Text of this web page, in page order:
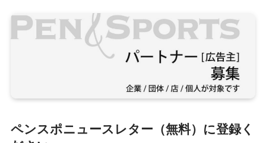
ペンスポニュースレター（無料）に登録く